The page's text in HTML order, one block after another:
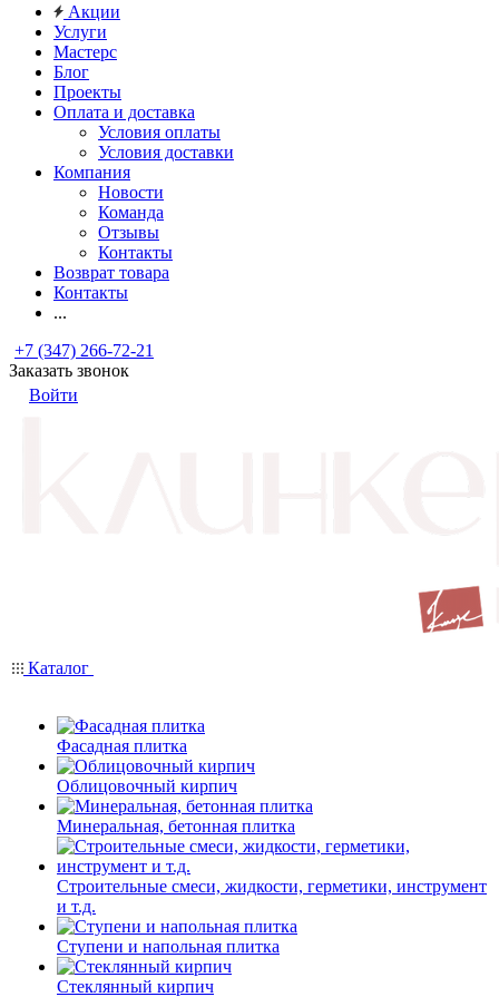
Акции
Услуги
Мастерс
Блог
Проекты
Оплата и доставка
Условия оплаты
Условия доставки
Компания
Новости
Команда
Отзывы
Контакты
Возврат товара
Контакты
...
+7 (347) 266-72-21
Заказать звонок
Войти
Каталог
Фасадная плитка
Облицовочный кирпич
Минеральная, бетонная плитка
Строительные смеси, жидкости, герметики, инструмент
и т.д.
Ступени и напольная плитка
Cтеклянный кирпич